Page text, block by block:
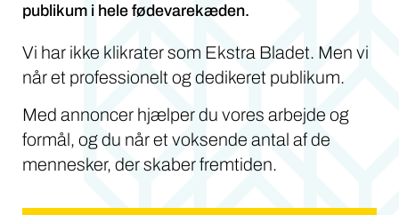
publikum i hele fødevarekæden.
Vi har ikke klikrater som Ekstra Bladet. Men vi
når et professionelt og dedikeret publikum.
Med annoncer hjælper du vores arbejde og
formål, og du når et voksende antal af de
mennesker, der skaber fremtiden.